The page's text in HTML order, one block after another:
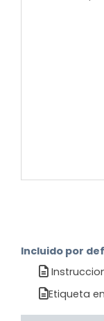
Incluido por
Etiqueta